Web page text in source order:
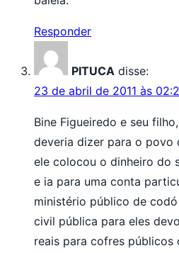
Responder
PITUCA disse:
23 de abril de 2011 às
Bine Figueiredo e seu
deveria dizer para o povo
ele colocou o dinheiro do
e ia para uma conta
ministério público de
civil pública para eles
reais para cofres públicos